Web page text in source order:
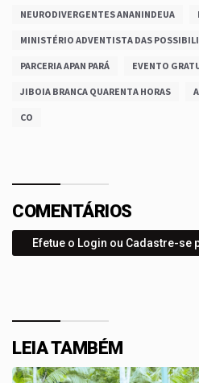
NEURODIVERGENTES ANANINDEUA
MINISTÉRIO ADVENTISTA DAS
PARCERIA APAN PARÁ EVENTO
JIBOIA BRANCA QUARENTA HORAS
CO
COMENTÁRIOS
Efetue o Login ou Cadastre-se
LEIA TAMBÉM